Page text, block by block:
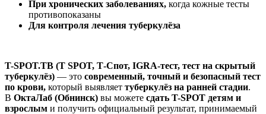
При хронических заболеваниях, когда кожные тесты
противопоказаны
Для контроля лечения туберкулёза
T-SPOT.TB (T SPOT, Т-Спот, IGRA-тест, тест на скрытый
туберкулёз) — это современный, точный и безопасный тест
по крови, который выявляет туберкулёз на ранней стадии.
В ОктаЛаб (Обнинск) вы можете сдать T-SPOT детям и
взрослым и получить официальный результат, принимаемый